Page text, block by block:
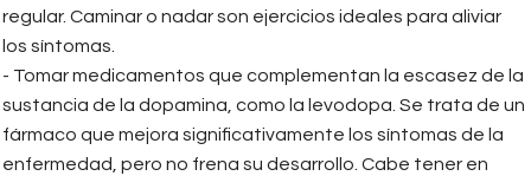
regular. Caminar o nadar son ejercicios ideales para aliviar
los síntomas.
- Tomar medicamentos que complementan la escasez de la
sustancia de la dopamina, como la levodopa. Se trata de un
fármaco que mejora significativamente los síntomas de la
enfermedad, pero no frena su desarrollo. Cabe tener en